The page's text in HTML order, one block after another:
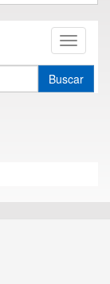
Toggle
Buscar